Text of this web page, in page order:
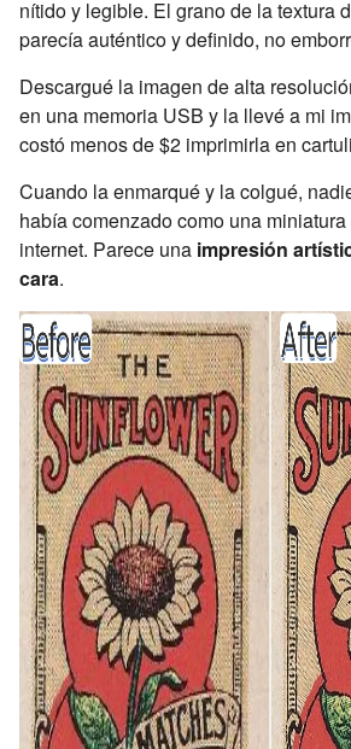
nítido y legible. El grano de la textura
parecía auténtico y definido, no
Descargué la imagen de alta
en una memoria USB y la llevé a mi
costó menos de $2 imprimirla en
Cuando la enmarqué y la colgué,
había comenzado como una
internet. Parece una impresión
cara.